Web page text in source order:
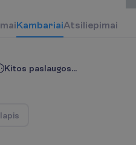
maiKambariaiAtsiliepimai
Kitos paslaugos...
lapis